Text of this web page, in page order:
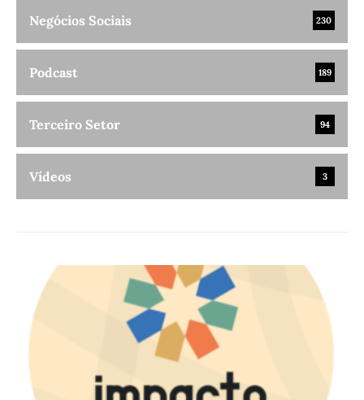
Negócios Sociais 230
Podcast 189
Terceiro Setor 94
Vídeos 3